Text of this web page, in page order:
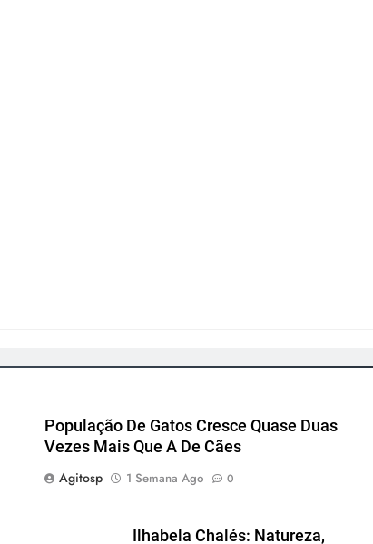
População De Gatos Cresce Quase Duas
Vezes Mais Que A De Cães
Agitosp
1 Semana Ago 0
Ilhabela Chalés: Natureza,